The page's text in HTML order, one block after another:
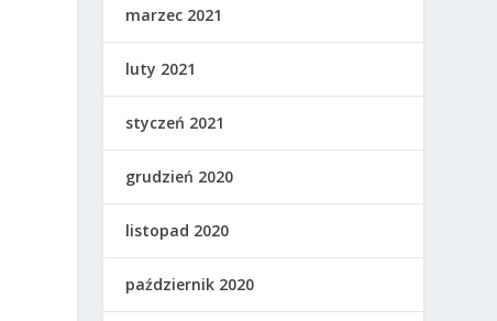
marzec 2021
luty 2021
styczeń 2021
grudzień 2020
listopad 2020
październik 2020